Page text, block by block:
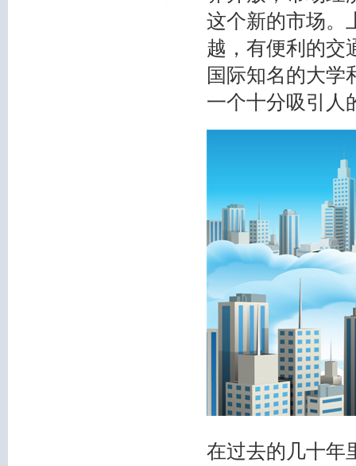
这个新的市场。
越，有便利的交
国际知名的大学
一个十分吸引人
在过去的几十年